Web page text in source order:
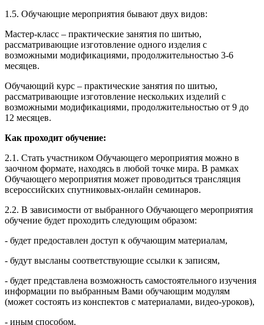
1.5. Обучающие мероприятия бывают двух видов:
Мастер-класс – практические занятия по шитью,
рассматривающие изготовление одного изделия с
возможными модификациями, продолжительностью 3-6
месяцев.
Обучающий курс – практические занятия по шитью,
рассматривающие изготовление нескольких изделий с
возможными модификациями, продолжительностью от 9 до
12 месяцев.
Как проходит обучение:
2.1. Стать участником Обучающего мероприятия можно в
заочном формате, находясь в любой точке мира. В рамках
Обучающего мероприятия может проводиться трансляция
всероссийских спутниковых-онлайн семинаров.
2.2. В зависимости от выбранного Обучающего мероприятия
обучение будет проходить следующим образом:
- будет предоставлен доступ к обучающим материалам,
- будут высланы соответствующие ссылки к записям,
- будет представлена возможность самостоятельного изучения
информации по выбранным Вами обучающим модулям
(может состоять из конспектов с материалами, видео-уроков),
- иным способом.